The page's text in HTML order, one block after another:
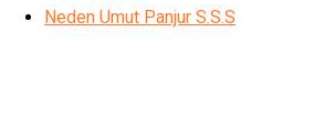
Neden Umut Panjur S.S.S